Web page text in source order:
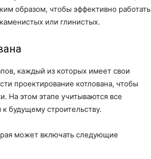
образом, чтобы эффективно работать
или глинистых.
каждый из которых имеет свои
проектирование котлована, чтобы
На этом этапе учитываются все
будущему строительству.
может включать следующие